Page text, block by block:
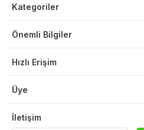
Kategoriler
Önemli Bilgiler
Hızlı Erişim
Üye
İletişim